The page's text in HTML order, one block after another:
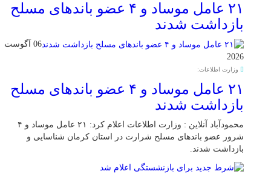
۲۱ عامل موساد و ۴ عضو باند‌های مسلح
بازداشت شدند
06 آگوست
2026
وزارت اطلاعات:
۲۱ عامل موساد و ۴ عضو باند‌های مسلح
بازداشت شدند
محمودآباد آنلاین : وزارت اطلاعات اعلام کرد: ۲۱ عامل موساد و ۴
شرور عضو باند‌های مسلح شرارت در استان کرمان شناسایی و
بازداشت شدند.